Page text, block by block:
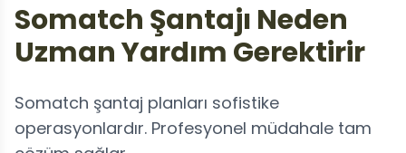
Somatch Şantajı Neden
Uzman Yardım Gerektirir
Somatch şantaj planları sofistike
operasyonlardır. Profesyonel müdahale tam